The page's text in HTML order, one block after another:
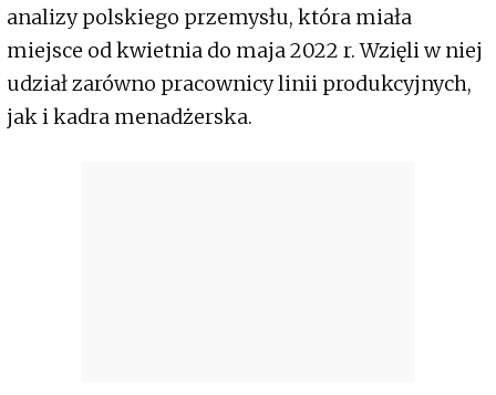
analizy polskiego przemysłu, która miała
miejsce od kwietnia do maja 2022 r. Wzięli w niej
udział zarówno pracownicy linii produkcyjnych,
jak i kadra menadżerska.